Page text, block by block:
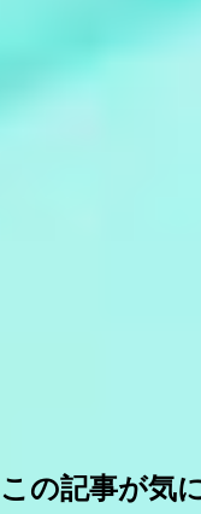
この記事が気